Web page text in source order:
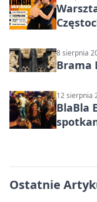
8 sierpnia
Brama
12 sierpnia
BlaBla
Ostatnie